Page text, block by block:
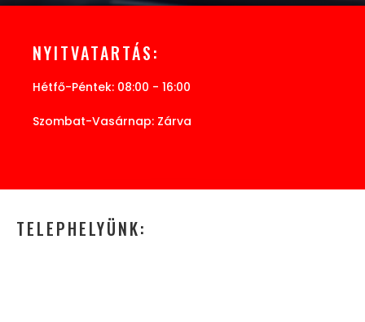
NYITVATARTÁS:
Hétfő-Péntek: 08:00 - 16:00
Szombat-Vasárnap: Zárva
TELEPHELYÜNK: